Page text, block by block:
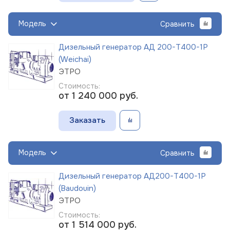
Модель Сравнить
Дизельный генератор АД 200-Т400-1Р
(Weichai)
ЭТРО
Стоимость:
от 1 240 000 руб.
Заказать
Модель Сравнить
Дизельный генератор АД200-Т400-1Р
(Baudouin)
ЭТРО
Стоимость:
от 1 514 000 руб.